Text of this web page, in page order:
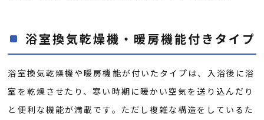
浴室換気乾燥機・暖房機能付きタイプ
浴室換気乾燥機や暖房機能が付いたタイプは、入浴後に浴
室を乾燥させたり、寒い時期に暖かい空気を送り込んだり
と便利な機能が満載です。ただし複雑な構造をしているた